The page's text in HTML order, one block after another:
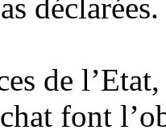
déclarées.
de
font